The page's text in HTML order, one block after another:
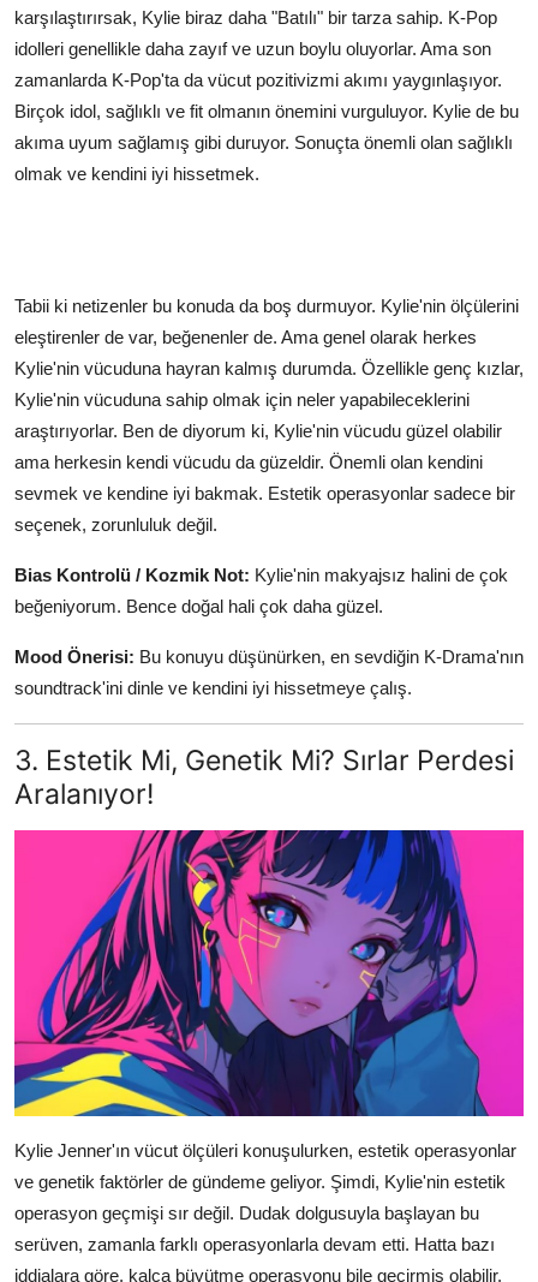
karşılaştırırsak, Kylie biraz daha "Batılı" bir tarza sahip. K-Pop
idolleri genellikle daha zayıf ve uzun boylu oluyorlar. Ama son
zamanlarda K-Pop'ta da vücut pozitivizmi akımı yaygınlaşıyor.
Birçok idol, sağlıklı ve fit olmanın önemini vurguluyor. Kylie de bu
akıma uyum sağlamış gibi duruyor. Sonuçta önemli olan sağlıklı
olmak ve kendini iyi hissetmek.
Tabii ki netizenler bu konuda da boş durmuyor. Kylie'nin ölçülerini
eleştirenler de var, beğenenler de. Ama genel olarak herkes
Kylie'nin vücuduna hayran kalmış durumda. Özellikle genç kızlar,
Kylie'nin vücuduna sahip olmak için neler yapabileceklerini
araştırıyorlar. Ben de diyorum ki, Kylie'nin vücudu güzel olabilir
ama herkesin kendi vücudu da güzeldir. Önemli olan kendini
sevmek ve kendine iyi bakmak. Estetik operasyonlar sadece bir
seçenek, zorunluluk değil.
Bias Kontrolü / Kozmik Not: Kylie'nin makyajsız halini de çok
beğeniyorum. Bence doğal hali çok daha güzel.
Mood Önerisi: Bu konuyu düşünürken, en sevdiğin K-Drama'nın
soundtrack'ini dinle ve kendini iyi hissetmeye çalış.
3. Estetik Mi, Genetik Mi? Sırlar Perdesi
Aralanıyor!
Kylie Jenner'ın vücut ölçüleri konuşulurken, estetik operasyonlar
ve genetik faktörler de gündeme geliyor. Şimdi, Kylie'nin estetik
operasyon geçmişi sır değil. Dudak dolgusuyla başlayan bu
serüven, zamanla farklı operasyonlarla devam etti. Hatta bazı
iddialara göre, kalça büyütme operasyonu bile geçirmiş olabilir.